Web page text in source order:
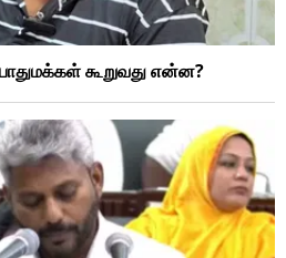
கூறுவது என்ன?